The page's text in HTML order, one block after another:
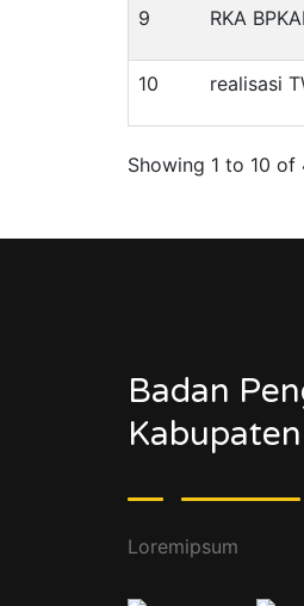
9 RKA
10 realisasi
Showing 1 to 10 of
Badan
Loremipsum